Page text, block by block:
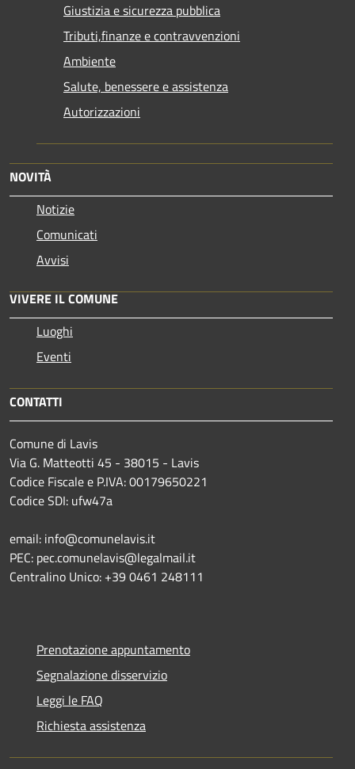
Giustizia e sicurezza pubblica
Tributi,finanze e contravvenzioni
Ambiente
Salute, benessere e assistenza
Autorizzazioni
NOVITÀ
Notizie
Comunicati
Avvisi
VIVERE IL COMUNE
Luoghi
Eventi
CONTATTI
Comune di Lavis
Via G. Matteotti 45 - 38015 - Lavis
Codice Fiscale e P.IVA: 00179650221
Codice SDI: ufw47a
email: info@comunelavis.it
PEC: pec.comunelavis@legalmail.it
Centralino Unico: +39 0461 248111
Prenotazione appuntamento
Segnalazione disservizio
Leggi le FAQ
Richiesta assistenza